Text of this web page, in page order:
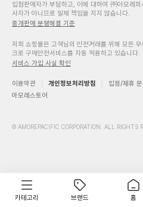
카테고리 브랜드 홈
입점판매자가 부담하고, 이에 대하여 ㈜아모레
사자가 아니므로 일체 책임을 지지 않습니다.
중개판매 분쟁해결 기준
저희 쇼핑몰은 고객님의 안전거래를 위해 모든
크로 구매안전서비스를 자동 적용하고 있습니다.
서비스 가입 사실 확인
이용약관 개인정보처리방침
입점/제휴 문
아모레스토어
© AMOREPACIFIC CORPORATION. ALL RIGHTS